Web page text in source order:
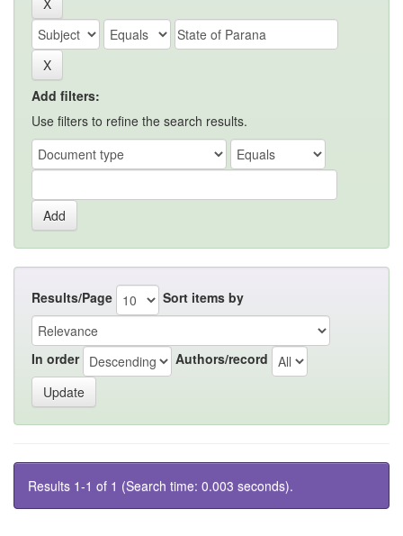
Add filters:
Use filters to refine the search results.
Results/Page Sort items by
In order Authors/record
Results 1-1 of 1 (Search time: 0.003 seconds).